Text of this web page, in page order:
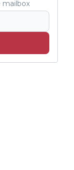
mailbox